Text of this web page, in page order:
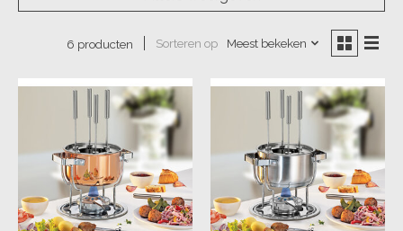
6 producten Sorteren op Meest bekeken